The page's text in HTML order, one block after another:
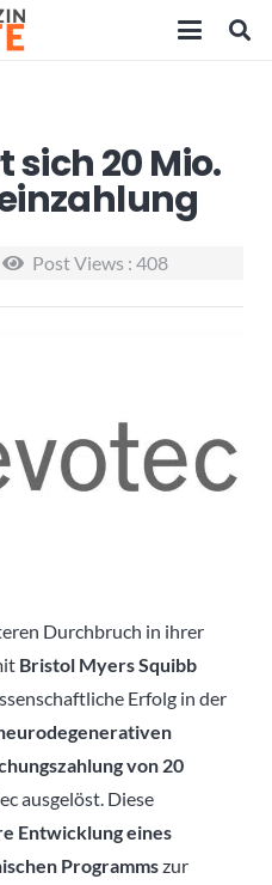
sich 20 Mio.
Post Views : 408
Durchbruch in ihrer
Bristol Myers Squibb
Erfolg in der
von 20
ausgelöst. Diese
Entwicklung eines
Programmszur